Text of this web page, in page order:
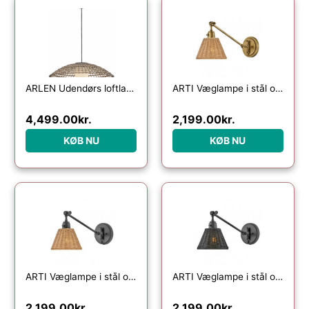
ARLEN Udendørs loftlampe i stål og all-weather rattan Ø76,2 cm 1 x E27 – Sort/Meleret natur
4,499.00kr.
KØB NU
ARTI Væglampe i stål og rattan H24,2 cm 1 x E27 – Antik messing/Natur
2,199.00kr.
KØB NU
ARTI Væglampe i stål og rattan H24,2 cm 1 x E27 – Mat sort/Natur ARTI Væglampe i stål og rattan H24,2 cm 1 x E27 – Mat sort/Sort